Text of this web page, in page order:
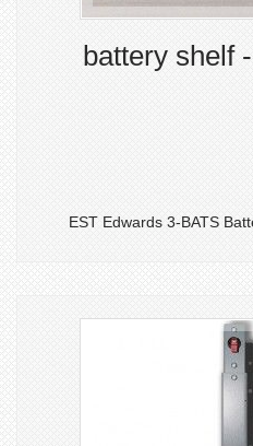
battery shelf
EST Edwards 3-BATS